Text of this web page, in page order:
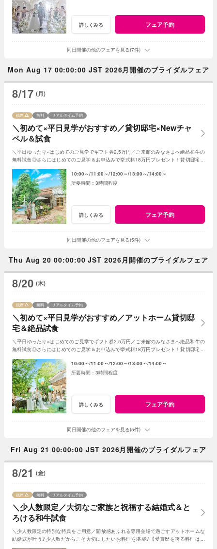
詳しくみる フェア予約
同日開催の他のフェアを見る(7件)
Mon Aug 17 00:00:00 JST 2026月開催のブライダルフェア
8/17 (月)
＼初めて×平日見学がおすすめ／貸切邸宅×Newチャ
ペル＆試食
残席 無料 リアルタイム予約
＼平日ゆったり×はじめてのご見学でギフト券2.5万円／ご来館のみなさまへ絶品和牛の
無料試食◎さらにはじめてのご見学＆お申込みで挙式料18万円プレゼント！貸切邸宅で
10:00～ 11:00～ 12:00～ 13:00～ 14:00～
3時間程度
詳しくみる フェア予約
同日開催の他のフェアを見る(5件)
Thu Aug 20 00:00:00 JST 2026月開催のブライダルフェア
8/20 (木)
＼初めて×平日見学がおすすめ／アットホーム貸切邸
宅＆絶品試食
残席 無料 リアルタイム予約
＼平日ゆったり×はじめてのご見学でギフト券2.5万円／ご来館のみなさまへ絶品和牛の
無料試食◎さらにはじめてのご見学＆お申込みで挙式料18万円プレゼント！貸切邸宅で
10:00～ 11:00～ 12:00～ 13:00～ 14:00～
3時間程度
詳しくみる フェア予約
同日開催の他のフェアを見る(5件)
Fri Aug 21 00:00:00 JST 2026月開催のブライダルフェア
8/21 (金)
＼少人数限定／大切なご家族と祝福する結婚式＆と
ろける和牛試食
残席 無料 リアルタイム予約
＼少人数限定の特別な特典をご用意／開放感あふれる専用会場で過ごすアットホームな
結婚式が叶う♪少人数だからこそ大切にしたいお料理を堪能♪【受賞歴を誇る料理は必